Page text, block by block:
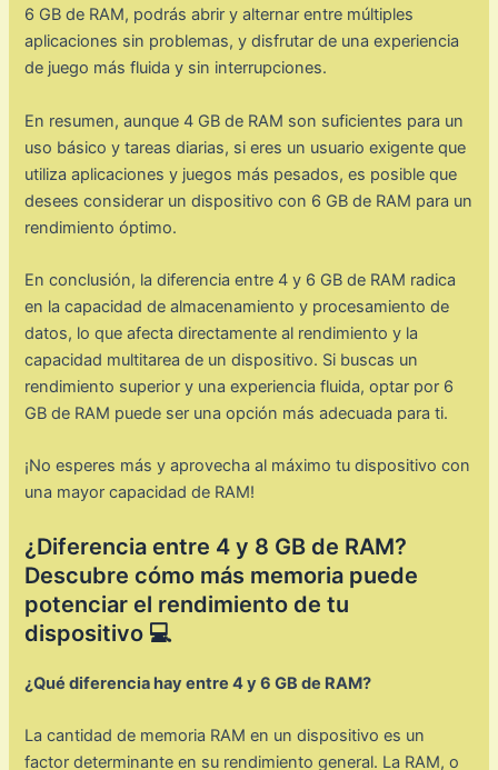
6 GB de RAM, podrás abrir y alternar entre múltiples
aplicaciones sin problemas, y disfrutar de una experiencia
de juego más fluida y sin interrupciones.
En resumen, aunque 4 GB de RAM son suficientes para un
uso básico y tareas diarias, si eres un usuario exigente que
utiliza aplicaciones y juegos más pesados, es posible que
desees considerar un dispositivo con 6 GB de RAM para un
rendimiento óptimo.
En conclusión, la diferencia entre 4 y 6 GB de RAM radica
en la capacidad de almacenamiento y procesamiento de
datos, lo que afecta directamente al rendimiento y la
capacidad multitarea de un dispositivo. Si buscas un
rendimiento superior y una experiencia fluida, optar por 6
GB de RAM puede ser una opción más adecuada para ti.
¡No esperes más y aprovecha al máximo tu dispositivo con
una mayor capacidad de RAM!
¿Diferencia entre 4 y 8 GB de RAM?
Descubre cómo más memoria puede
potenciar el rendimiento de tu
dispositivo 💻
¿Qué diferencia hay entre 4 y 6 GB de RAM?
La cantidad de memoria RAM en un dispositivo es un
factor determinante en su rendimiento general. La RAM, o